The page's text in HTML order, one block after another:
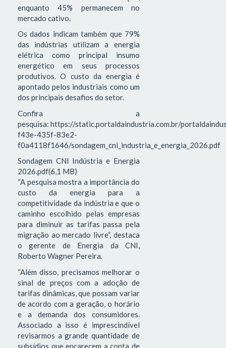
enquanto 45% permanecem no
mercado cativo.
Os dados indicam também que 79%
das indústrias utilizam a energia
elétrica como principal insumo
energético em seus processos
produtivos. O custo da energia é
apontado pelos industriais como um
dos principais desafios do setor.
Confira a
pesquisa: https://static.portaldaindustria.com.br/
f43e-435f-83e2-
f0a4118f1646/sondagem_cni_industria_e_energia_2026.pdf
Sondagem CNI Indústria e Energia
2026.pdf(6,1 MB)
“A pesquisa mostra a importância do
custo da energia para a
competitividade da indústria e que o
caminho escolhido pelas empresas
para diminuir as tarifas passa pela
migração ao mercado livre”, destaca
o gerente de Energia da CNI,
Roberto Wagner Pereira.
“Além disso, precisamos melhorar o
sinal de preços com a adoção de
tarifas dinâmicas, que possam variar
de acordo com a geração, o horário
e a demanda dos consumidores.
Associado a isso é imprescindível
revisarmos a grande quantidade de
subsídios que encarecem a conta de